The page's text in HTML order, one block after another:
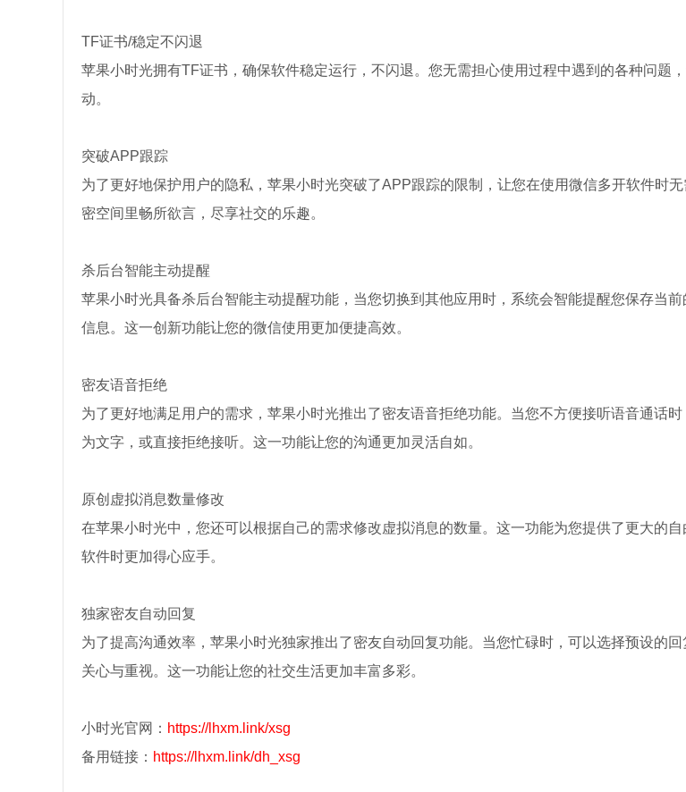
TF证书/稳定不闪退
苹果小时光拥有TF证书，确保软件稳定运行，不闪退。您无需担心使用过程中遇到的各种问题
动。
突破APP跟踪
为了更好地保护用户的隐私，苹果小时光突破了APP跟踪的限制，让您在使用微信多开软件时
密空间里畅所欲言，尽享社交的乐趣。
杀后台智能主动提醒
苹果小时光具备杀后台智能主动提醒功能，当您切换到其他应用时，系统会智能提醒您保存当
信息。这一创新功能让您的微信使用更加便捷高效。
密友语音拒绝
为了更好地满足用户的需求，苹果小时光推出了密友语音拒绝功能。当您不方便接听语音通话
为文字，或直接拒绝接听。这一功能让您的沟通更加灵活自如。
原创虚拟消息数量修改
在苹果小时光中，您还可以根据自己的需求修改虚拟消息的数量。这一功能为您提供了更大的
软件时更加得心应手。
独家密友自动回复
为了提高沟通效率，苹果小时光独家推出了密友自动回复功能。当您忙碌时，可以选择预设的
关心与重视。这一功能让您的社交生活更加丰富多彩。
小时光官网： https://lhxm.link/xsg
备用链接： https://lhxm.link/dh_xsg